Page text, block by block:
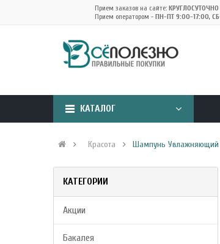
Прием заказов на сайте: КРУГЛОСУТОЧНО
Прием оператором - ПН-ПТ 9:00-17:00,
КАТАЛОГ
Красота Шампунь Увлажняющий
КАТЕГОРИИ
Акции
Бакалея